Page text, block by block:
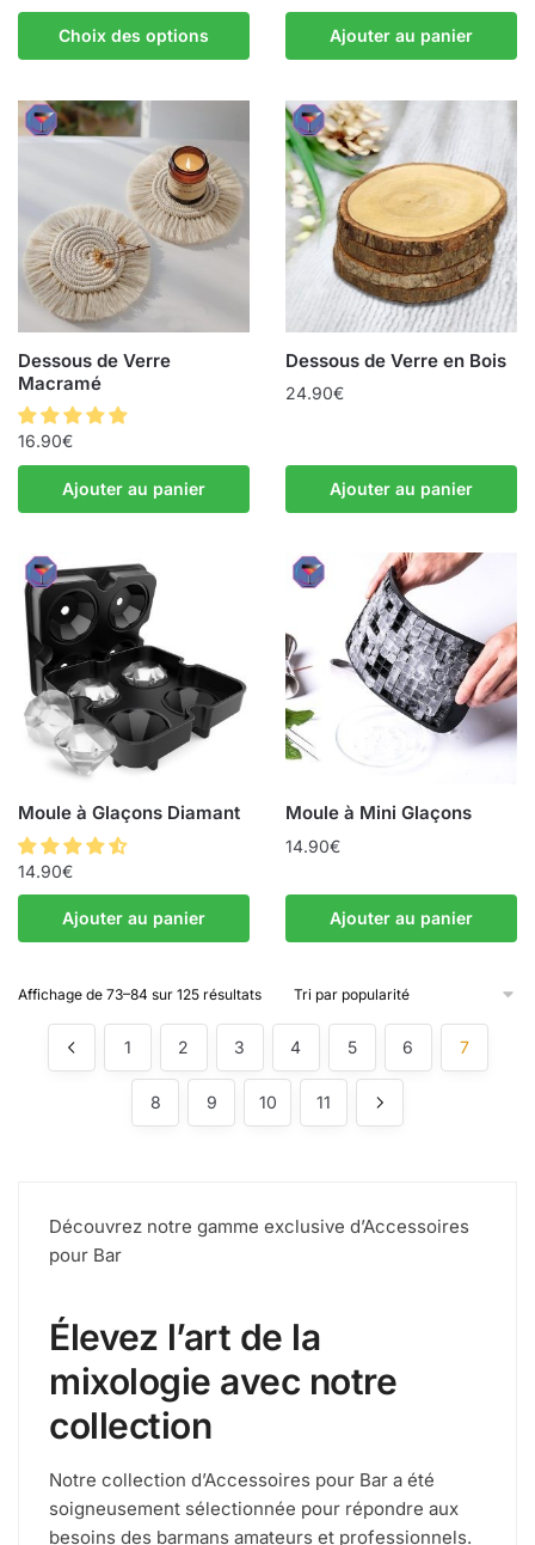
Choix des options Ajouter au panier
Dessous de Verre
Macramé
16.90€
Ajouter au panier
Dessous de Verre en Bois
24.90€
Ajouter au panier
Moule à Glaçons Diamant
14.90€
Ajouter au panier
Moule à Mini Glaçons
14.90€
Ajouter au panier
Affichage de 73–84 sur 125 résultats
1 2 3 4 5 6 7
8 9 10 11
Découvrez notre gamme exclusive d’Accessoires
pour Bar
Élevez l’art de la
mixologie avec notre
collection
Notre collection d’Accessoires pour Bar a été
soigneusement sélectionnée pour répondre aux
besoins des barmans amateurs et professionnels.